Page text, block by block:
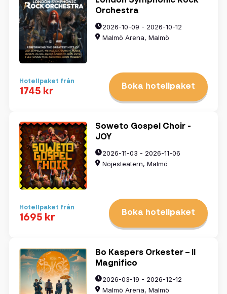
Orchestra
2026-10-09 - 2026-10-12
Malmö Arena, Malmö
Hotellpaket från
1745 kr Boka hotellpaket
Soweto Gospel Choir -
JOY
2026-11-03 - 2026-11-06
Nöjesteatern, Malmö
Hotellpaket från
1695 kr Boka hotellpaket
Bo Kaspers Orkester – Il
Magnifico
2026-03-19 - 2026-12-12
Malmö Arena, Malmö